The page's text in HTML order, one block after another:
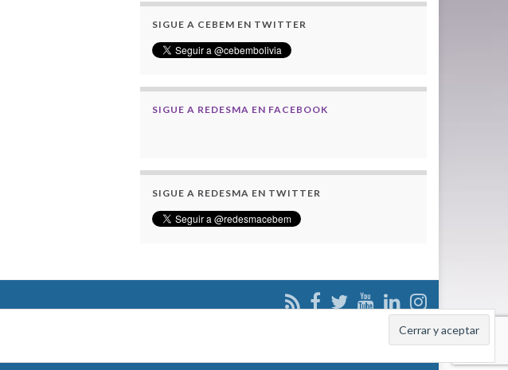
SIGUE A CEBEM EN TWITTER
SIGUE A REDESMA EN FACEBOOK
SIGUE A REDESMA EN TWITTER